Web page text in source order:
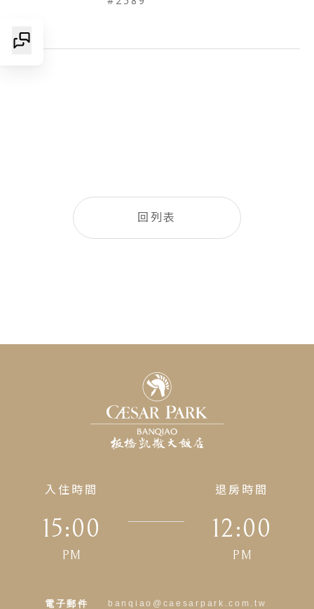
回列表
入住時間
15:00
PM
退房時間
12:00
PM
電子郵件 banqiao@caesarpark.com.tw